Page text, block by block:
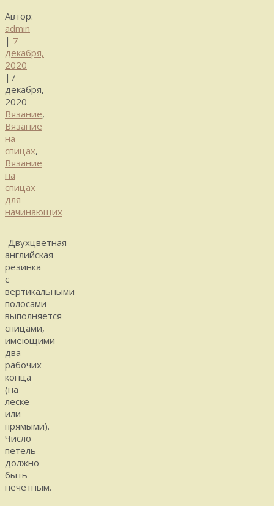
Автор:
admin
| 7
декабря,
2020
| 7
декабря,
2020
Вязание,
Вязание
на
спицах,
Вязание
на
спицах
для
начинающих
Двухцветная
английская
резинка
с
вертикальными
полосами
выполняется
спицами,
имеющими
два
рабочих
конца
(на
леске
или
прямыми).
Число
петель
должно
быть
нечетным.